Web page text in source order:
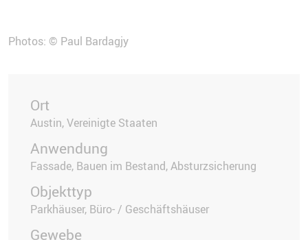
Photos: © Paul Bardagjy
Ort
Austin, Vereinigte Staaten
Anwendung
Fassade, Bauen im Bestand, Absturzsicherung
Objekttyp
Parkhäuser, Büro- / Geschäftshäuser
Gewebe